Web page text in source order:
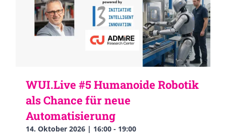
WUI.Live #5 Humanoide Robotik
als Chance für neue
Automatisierung
14. Oktober 2026 | 16:00 - 19:00